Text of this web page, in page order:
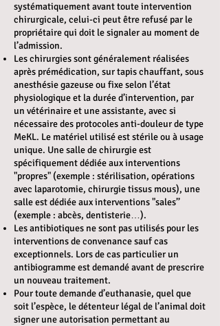
systématiquement avant toute intervention
chirurgicale, celui-ci peut être refusé par le
propriétaire qui doit le signaler au moment de
l’admission.
Les chirurgies sont généralement réalisées
après prémédication, sur tapis chauffant, sous
anesthésie gazeuse ou fixe selon l’état
physiologique et la durée d’intervention, par
un vétérinaire et une assistante, avec si
nécessaire des protocoles anti-douleur de type
MeKL. Le matériel utilisé est stérile ou à usage
unique. Une salle de chirurgie est
spécifiquement dédiée aux interventions
"propres" (exemple : stérilisation, opérations
avec laparotomie, chirurgie tissus mous), une
salle est dédiée aux interventions "sales’’
(exemple : abcès, dentisterie…).
Les antibiotiques ne sont pas utilisés pour les
interventions de convenance sauf cas
exceptionnels. Lors de cas particulier un
antibiogramme est demandé avant de prescrire
un nouveau traitement.
Pour toute demande d’euthanasie, quel que
soit l’espèce, le détenteur légal de l’animal doit
signer une autorisation permettant au